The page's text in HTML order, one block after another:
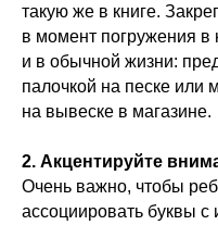
такую же в книге.
в момент погружения
и в обычной жизни:
палочкой на песке или
на вывеске в магазине.
2. Акцентируйте
Очень важно, чтобы
ассоциировать буквы с